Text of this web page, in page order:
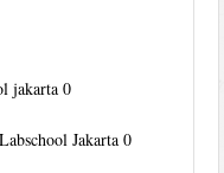
jakarta 0
Jakarta 0